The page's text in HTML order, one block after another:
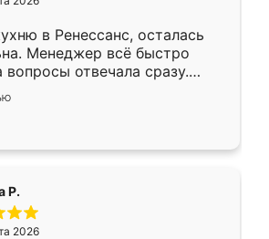
только здесь.
в Ренессанс, осталась
Менеджер всё быстро
вопросы отвечала сразу.
в субботу, подошёл к
ответственностью. Собрали
работали аккуратно, даже
Р.
2026